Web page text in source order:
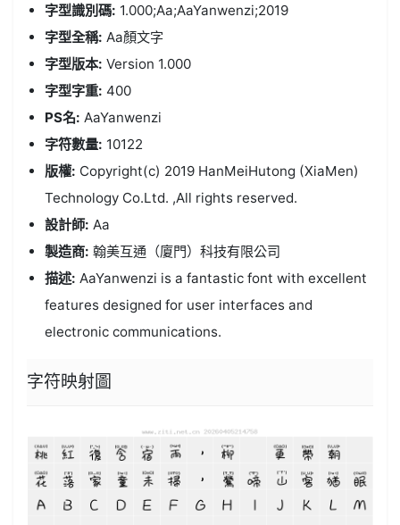
字型識別碼: 1.000;Aa;AaYanwenzi;2019
字型全稱: Aa顏文字
字型版本: Version 1.000
字型字重: 400
PS名: AaYanwenzi
字符數量: 10122
版權: Copyright(c) 2019 HanMeiHutong (XiaMen)
Technology Co.Ltd. ,All rights reserved.
設計師: Aa
製造商: 翰美互通（廈門）科技有限公司
描述: AaYanwenzi is a fantastic font with excellent
features designed for user interfaces and
electronic communications.
字符映射圖